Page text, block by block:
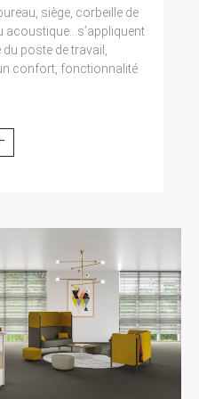
siège, corbeille de
poste de travail,
confort, fonctionnalité